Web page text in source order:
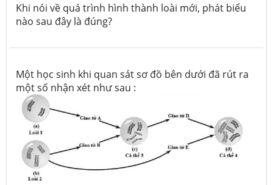
Khi nói về quá trình hình thành loài mới, phát biểu
nào sau đây là đúng?
Một học sinh khi quan sát sơ đồ bên dưới đã rút ra
một số nhận xét như sau :